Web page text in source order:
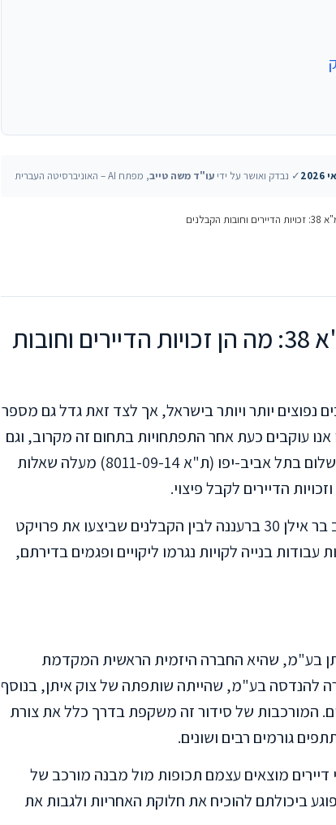
✓ נבדק ואושר על ידי עו"ד משה טייב, מפתח AI – האוניברסיטה העברית
ליקויי בנייה בפרויקטי תמ"א 38: מה הן זכויות הדיירים וחובות
פרויקטי תמ"א 38 הופכים נפוצים יותר ויותר בישראל, אך לצד זאת גדל גם מספר
אנו עוקבים כעת אחר התפתחויות בתחום זה מקרוב, וגם
פסק דין שניתן לאחרונה בבית המשפט השלום בתל אביב-יפו (ת"א 8011-09-14) מעלה שאלות
הדיירים לקבל פיצוי.
התיק עוסק בסכסוך בין בעלי דירה ברחוב בר אילן 30 ברעננה לבין הקבלנים שביצעו את פרויקט
עבודות בנייה לקויות נגרמו ליקויים ופגמים בדירתם,
בע"מ, שהיא החברה היזמית הראשית המקדמת
גבע חברה להנדסה בע"מ, שהייתה שותפתה של צוק איתן, בנוסף
המורכבות של סידור זה משקפת בדרך כלל את צורת
דיירים מוצאים עצמם תכופות מול מבנה מורכב של
ביכולתם להוכיח את חלוקת האחריות ולגבות את